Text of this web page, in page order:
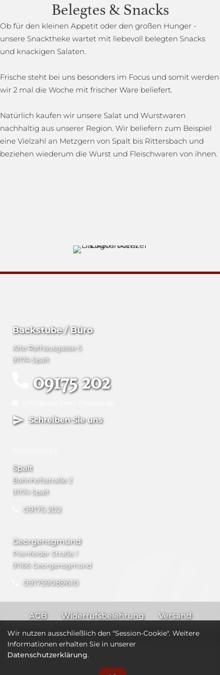
Belegtes & Snacks
Ob für den kleinen Appetit oder den großen Hunger -
unsere Snacktheke wartet mit liebevoll belegten Snacks
und knackigen Salaten.
Frische steht bei uns besonders im Focus und somit werden
wir 2 mal die Woche mit frischer Ware beliefert.
Natürlich kaufen wir unsere Salat und Wurstwaren
nachhaltig aus unserer Region. Wir beliefern zum Beispiel
eine Vielzahl an Metzgern von Spalt bis Rittersbach und
beziehen wiederum die Wurst und Fleischwaren von ihnen.
Backstube / Büro
Alte Rathausgasse 5
91174 Spalt
09175 202
Schreiben Sie uns
Spalt
Bahnhofsstraße 2
91174 Spalt
09175 202
Georgensgmünd
Pleinfelder Straße 1
91166 Georgensgmünd
091759089610
AGB Widerrufsbelehrung
Versand
Impressum
Datenschutz
Wir nutzen ausschließlich den "Session-Cookie". Weitere
Informationen erhalten Sie in unserer
Datenschutzerklärung.